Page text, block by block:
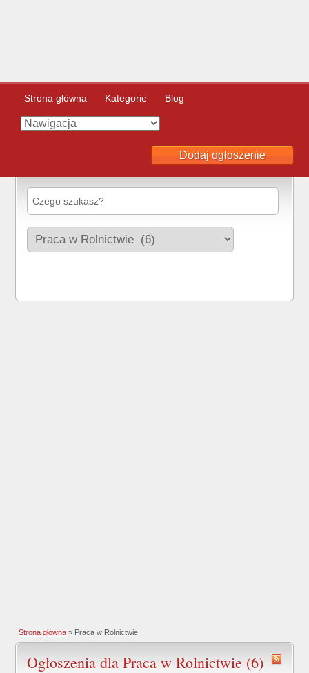
Strona główna Kategorie Blog
Dodaj ogłoszenie
Strona główna » Praca w Rolnictwie
Ogłoszenia dla Praca w Rolnictwie (6)